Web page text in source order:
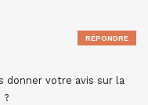
donner votre avis sur la
?
RÉPONDRE